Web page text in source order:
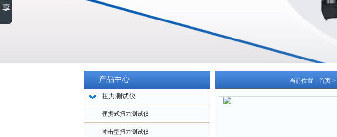
产品中心
扭力测试仪
便携式扭力测试仪
冲击型扭力测试仪
当前位置： 首页 >